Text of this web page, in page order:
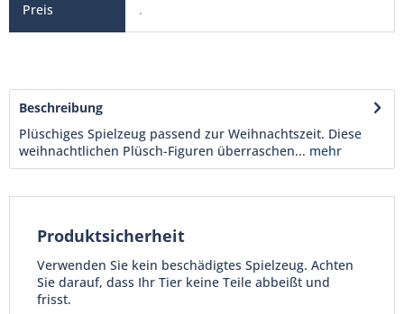
.
Beschreibung
Plüschiges Spielzeug passend zur Weihnachtszeit. Diese
weihnachtlichen Plüsch-Figuren überraschen... mehr
Produktsicherheit
Verwenden Sie kein beschädigtes Spielzeug. Achten
Sie darauf, dass Ihr Tier keine Teile abbeißt und
frisst.